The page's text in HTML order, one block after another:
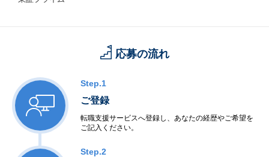
応募の流れ
Step.1
ご登録
転職支援サービスへ登録し、あなたの経歴やご希望を
ご記入ください。
Step.2